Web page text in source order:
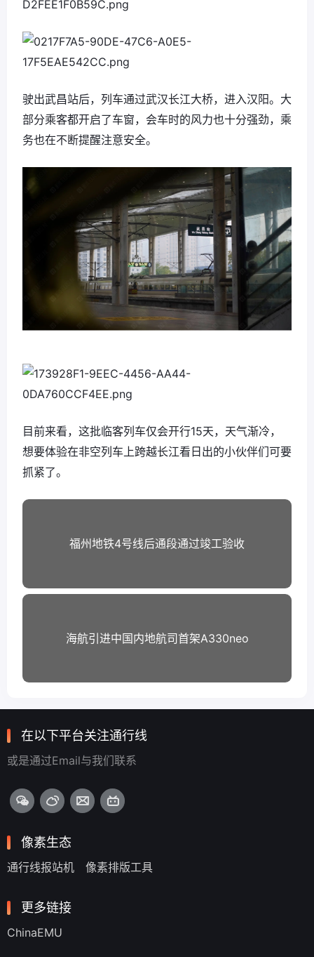
驶出武昌站后，列车通过武汉长江大桥，进入汉阳。大
部分乘客都开启了车窗，会车时的风力也十分强劲，乘
务也在不断提醒注意安全。
目前来看，这批临客列车仅会开行15天，天气渐冷，
想要体验在非空列车上跨越长江看日出的小伙伴们可要
抓紧了。
福州地铁4号线后通段通过竣工验收
海航引进中国内地航司首架A330neo
在以下平台关注通行线
或是通过Email与我们联系
像素生态
通行线报站机 像素排版工具
更多链接
ChinaEMU